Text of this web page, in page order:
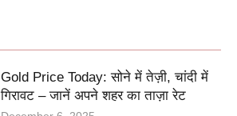
Gold Price Today: सोने में तेज़ी, चांदी में
गिरावट – जानें अपने शहर का ताज़ा रेट